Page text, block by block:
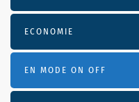
ECONOMIE
EN MODE ON OFF